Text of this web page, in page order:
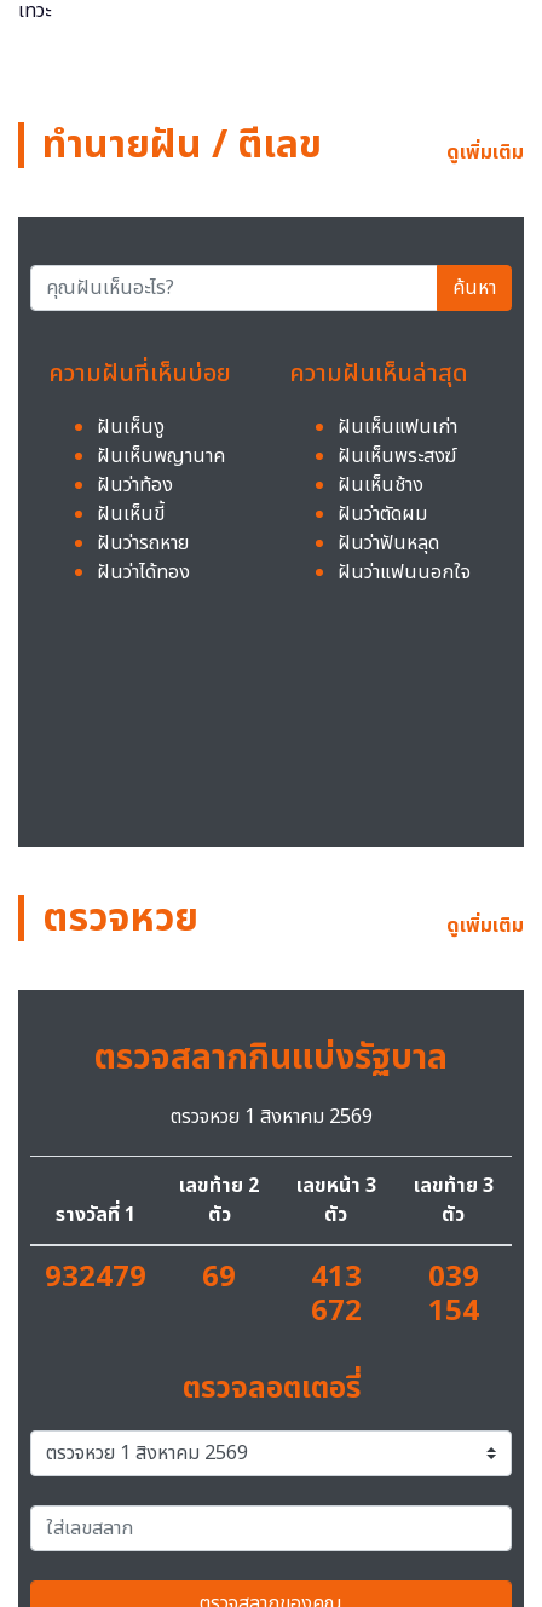
ทำนายฝัน / ตีเลข ดูเพิ่มเติม
ค้นหา
ความฝันที่เห็นบ่อย
ฝันเห็นงู
ฝันเห็นพญานาค
ฝันว่าท้อง
ฝันเห็นขี้
ฝันว่ารถหาย
ฝันว่าได้ทอง
ความฝันเห็นล่าสุด
ฝันเห็นแฟนเก่า
ฝันเห็นพระสงฆ์
ฝันเห็นช้าง
ฝันว่าตัดผม
ฝันว่าฟันหลุด
ฝันว่าแฟนนอกใจ
ตรวจหวย ดูเพิ่มเติม
ตรวจสลากกินแบ่งรัฐบาล
ตรวจหวย 1 สิงหาคม 2569
รางวัลที่ 1
เลขท้าย 2
ตัว
เลขหน้า 3
ตัว
เลขท้าย 3
ตัว
932479 69 413
672
039
154
ตรวจลอตเตอรี่